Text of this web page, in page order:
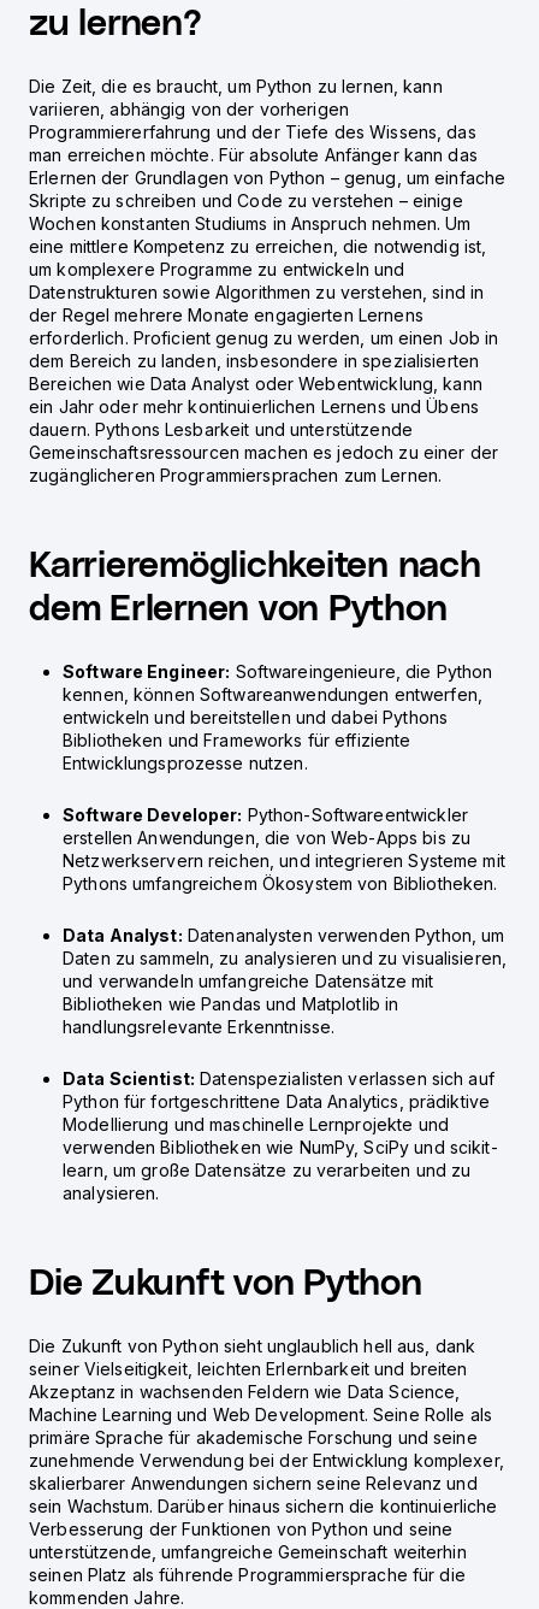
zu lernen?
Die Zeit, die es braucht, um Python zu lernen, kann
variieren, abhängig von der vorherigen
Programmiererfahrung und der Tiefe des Wissens, das
man erreichen möchte. Für absolute Anfänger kann das
Erlernen der Grundlagen von Python – genug, um einfache
Skripte zu schreiben und Code zu verstehen – einige
Wochen konstanten Studiums in Anspruch nehmen. Um
eine mittlere Kompetenz zu erreichen, die notwendig ist,
um komplexere Programme zu entwickeln und
Datenstrukturen sowie Algorithmen zu verstehen, sind in
der Regel mehrere Monate engagierten Lernens
erforderlich. Proficient genug zu werden, um einen Job in
dem Bereich zu landen, insbesondere in spezialisierten
Bereichen wie Data Analyst oder Webentwicklung, kann
ein Jahr oder mehr kontinuierlichen Lernens und Übens
dauern. Pythons Lesbarkeit und unterstützende
Gemeinschaftsressourcen machen es jedoch zu einer der
zugänglicheren Programmiersprachen zum Lernen.
Karrieremöglichkeiten nach
dem Erlernen von Python
Software Engineer: Softwareingenieure, die Python
kennen, können Softwareanwendungen entwerfen,
entwickeln und bereitstellen und dabei Pythons
Bibliotheken und Frameworks für effiziente
Entwicklungsprozesse nutzen.
Software Developer: Python-Softwareentwickler
erstellen Anwendungen, die von Web-Apps bis zu
Netzwerkservern reichen, und integrieren Systeme mit
Pythons umfangreichem Ökosystem von Bibliotheken.
Data Analyst: Datenanalysten verwenden Python, um
Daten zu sammeln, zu analysieren und zu visualisieren,
und verwandeln umfangreiche Datensätze mit
Bibliotheken wie Pandas und Matplotlib in
handlungsrelevante Erkenntnisse.
Data Scientist: Datenspezialisten verlassen sich auf
Python für fortgeschrittene Data Analytics, prädiktive
Modellierung und maschinelle Lernprojekte und
verwenden Bibliotheken wie NumPy, SciPy und scikit-
learn, um große Datensätze zu verarbeiten und zu
analysieren.
Die Zukunft von Python
Die Zukunft von Python sieht unglaublich hell aus, dank
seiner Vielseitigkeit, leichten Erlernbarkeit und breiten
Akzeptanz in wachsenden Feldern wie Data Science,
Machine Learning und Web Development. Seine Rolle als
primäre Sprache für akademische Forschung und seine
zunehmende Verwendung bei der Entwicklung komplexer,
skalierbarer Anwendungen sichern seine Relevanz und
sein Wachstum. Darüber hinaus sichern die kontinuierliche
Verbesserung der Funktionen von Python und seine
unterstützende, umfangreiche Gemeinschaft weiterhin
seinen Platz als führende Programmiersprache für die
kommenden Jahre.